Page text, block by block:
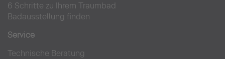
6 Schritte zu Ihrem Traumbad
Badausstellung finden
Service
Technische Beratung